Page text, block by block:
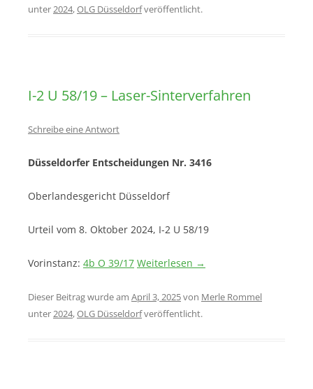
unter 2024,OLG Düsseldorfveröffentlicht.
I-2 U 58/19 – Laser-Sinterverfahren
Schreibe eine Antwort
Düsseldorfer Entscheidungen Nr. 3416
Oberlandesgericht Düsseldorf
Urteil vom 8. Oktober 2024, I-2 U 58/19
Vorinstanz: 4b O 39/17 Weiterlesen →
Dieser Beitrag wurde am April 3, 2025von Merle Rommel
unter 2024,OLG Düsseldorfveröffentlicht.